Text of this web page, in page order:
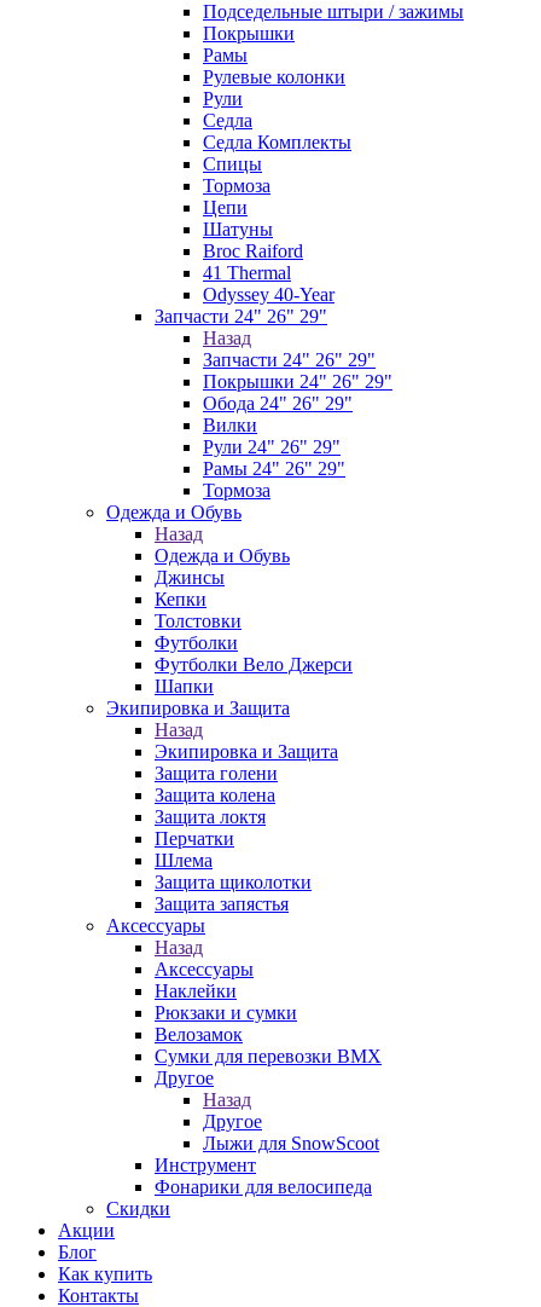
Подседельные штыри / зажимы
Покрышки
Рамы
Рулевые колонки
Рули
Седла
Седла Комплекты
Спицы
Тормоза
Цепи
Шатуны
Broc Raiford
41 Thermal
Odyssey 40-Year
Запчасти 24" 26" 29"
Назад
Запчасти 24" 26" 29"
Покрышки 24" 26" 29"
Обода 24" 26" 29"
Вилки
Рули 24" 26" 29"
Рамы 24" 26" 29"
Тормоза
Одежда и Обувь
Назад
Одежда и Обувь
Джинсы
Кепки
Толстовки
Футболки
Футболки Вело Джерси
Шапки
Экипировка и Защита
Назад
Экипировка и Защита
Защита голени
Защита колена
Защита локтя
Перчатки
Шлема
Защита щиколотки
Защита запястья
Аксессуары
Назад
Аксессуары
Наклейки
Рюкзаки и сумки
Велозамок
Сумки для перевозки BMX
Другое
Назад
Другое
Лыжи для SnowScoot
Инструмент
Фонарики для велосипеда
Скидки
Акции
Блог
Как купить
Контакты